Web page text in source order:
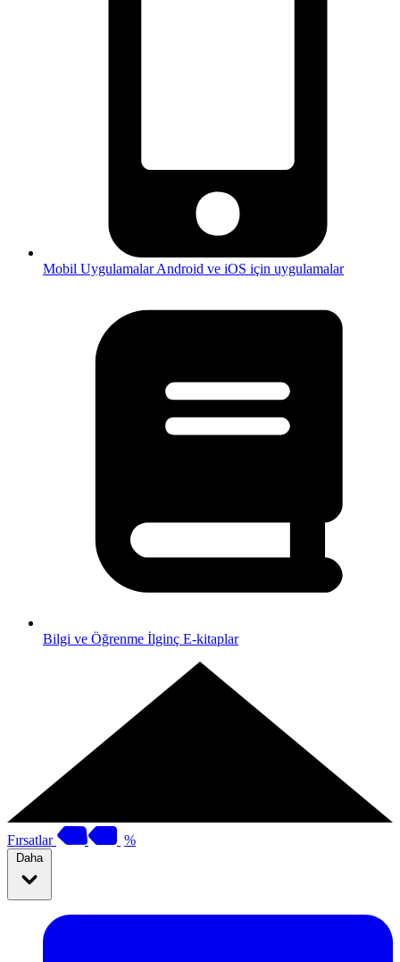
Mobil UygulamalarAndroid ve iOS için uygulamalar
Bilgi ve Öğrenme İlginç E-kitaplar
Fırsatlar %
Daha